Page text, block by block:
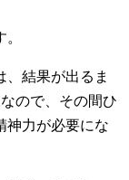
結果が出るま
ので、その間ひ
神力が必要にな